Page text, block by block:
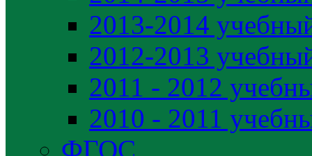
2013-2014
2012-2013
2011 - 2012
2010 - 2011
ФГОС